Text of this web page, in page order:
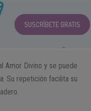
SUSCRÍBETE GRATIS
Amor Divino y se puede
. Su repetición facilita su